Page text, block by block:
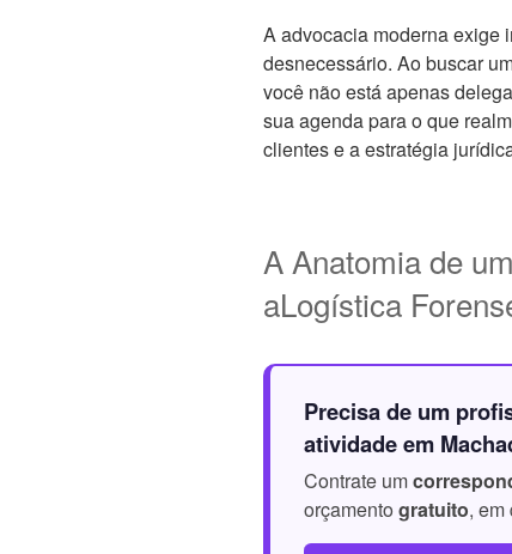
A advocacia moderna exige
desnecessário. Ao buscar
você não está apenas
sua agenda para o que
clientes e a estratégia
A Anatomia de
aLogística
Precisa de um
atividade em
Contrate um
orçamento gratuito, em